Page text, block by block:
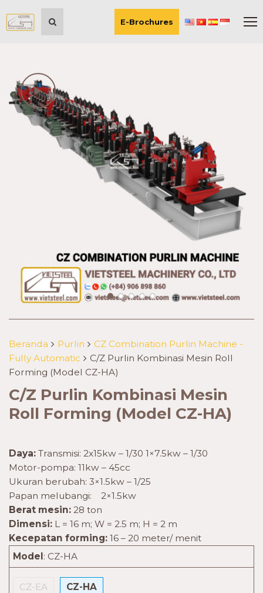
E-Brochures
Beranda Purlin
CZ Combination Purlin Machine -
Fully Automatic
C/Z Purlin Kombinasi Mesin Roll
Forming (Model CZ-HA)
C/Z Purlin Kombinasi Mesin
Roll Forming (Model CZ-HA)
Daya: Transmisi: 2x15kw – 1/30 1×7.5kw – 1/30
Motor-pompa: 11kw – 45cc
Ukuran berubah: 3×1.5kw – 1/25
Papan melubangi: 2×1.5kw
Berat mesin: 28 ton
Dimensi: L = 16 m; W = 2.5 m; H = 2 m
Kecepatan forming: 16 – 20 meter/ menit
Model: CZ-HA
CZ-EA CZ-HA